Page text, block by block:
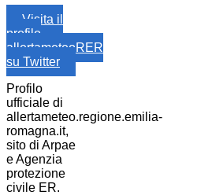
Visita il
profilo
allertameteoRER
su Twitter
Profilo
ufficiale di
allertameteo.regione.emilia-
romagna.it,
sito di Arpae
e Agenzia
protezione
civile ER.